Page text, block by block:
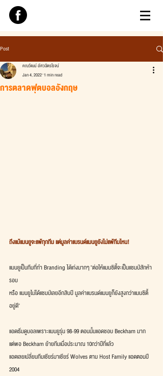
Post
การตลาดฟุตบอลอังกฤษ
คณวัฒน์ อัศวฉัตรโรจน์
Jan 4, 2022 1 min read
ถึงแม้แมนยูจะแพ้ทุกทีม แต่มูลค่าแบรนด์แมนยูยังไม่แพ้ทีมไหน!
แมนยูเป็นทีมที่ทำ Branding ได้เก่งมากๆ "ต่อให้แมนซิตี้จะเป็นแชมป์สักห้า
รอบ
หรือ แมนยูไม่ได้แชมป์เลยอีกสิบปี มูลค่าแบรนด์แมนยูก็ยังสูงกว่าแมนซิตี้
อยู่ดี"
แอดเริ่มดูบอลเพราะแมนยูรุ่น 98-99 ตอนนั้นแอดชอบ Beckham มาก
แต่พอ Beckham ย้ายทีมเมื่อประมาณ 10กว่าปีที่แล้ว
แอดเลยเปลี่ยนทีมเชียร์มาเชียร์ Wolves ตาม Host Family แอดตอนปี
2004